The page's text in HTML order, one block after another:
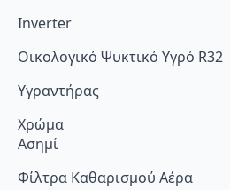
Inverter
Οικολογικό Ψυκτικό Υγρό R32
Υγραντήρας
Χρώμα
Ασημί
Φίλτρα Καθαρισμού Αέρα